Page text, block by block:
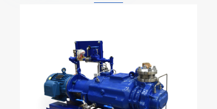
अधिक प i हा >>